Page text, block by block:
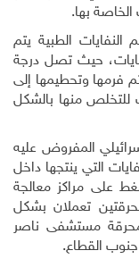
بها.
الطبية يتم
حيث تصل درجة
ومن ثم يتم فرمها وتحطيمها إلى
للتخلص منها بالشكل
المفروض عليه
التي ينتجها داخل
على مراكز معالجة
تعملان بشكل
مستشفى ناصر
جنوب القطاع.